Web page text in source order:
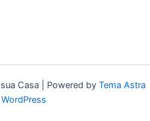
Casa | Powered by Tema Astra